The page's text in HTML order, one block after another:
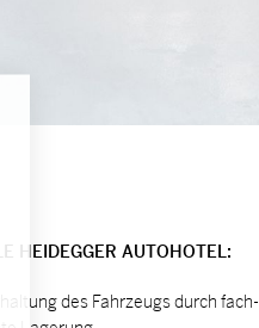
HEIDEGGER AU­TO­HO­TEL:
des Fahr­zeugs durch fach­